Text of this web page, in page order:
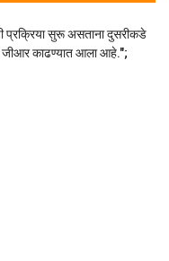
प्रक्रिया सुरू असताना दुसरीकडे
जीआर काढण्यात आला आहे.";